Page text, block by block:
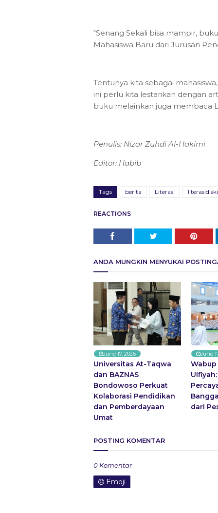
"Senang Sekali bisa mampir,
Mahasiswa Baru dari Jurusan
Tentunya kita sebagai
ini perlu kita lestarikan dengan
buku melainkan juga membaca
Penulis: Nizar Zuhdi Al-Hakimi
Editor: Habib
Tags berita Literasi
REACTIONS
ANDA MUNGKIN MENYUKAI
June 17, 2026
Universitas At-Taqwa
dan BAZNAS
Bondowoso Perkuat
Kolaborasi Pendidikan
dan Pemberdayaan
Umat
June
dari
POSTING KOMENTAR
0 Komentar
Emoji